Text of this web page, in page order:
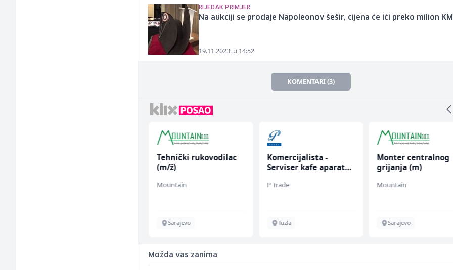
RIJEDAK PRIMJER
Na aukciji se prodaje Napoleonov šešir, cijena će ići preko milion KM
19.11.2023. u 14:52
KOMENTARI (3)
Tehnički rukovodilac
(m/ž)
Mountain
Sarajevo
Komercijalista -
Serviser kafe aparata
P Trade
Tuzla
Monter centralnog
grijanja (m)
Mountain
Sarajevo
Možda vas zanima